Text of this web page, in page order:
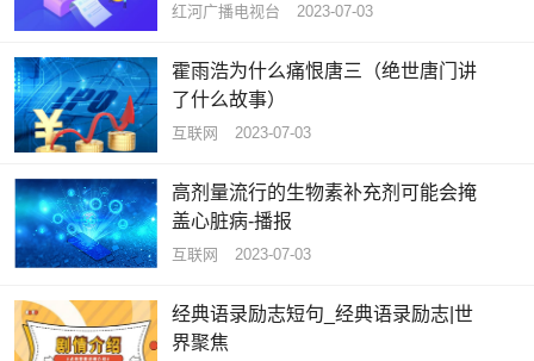
红河广播电视台 2023-07-03
霍雨浩为什么痛恨唐三（绝世唐门讲
了什么故事）
互联网 2023-07-03
高剂量流行的生物素补充剂可能会掩
盖心脏病-播报
互联网 2023-07-03
经典语录励志短句_经典语录励志|世
界聚焦